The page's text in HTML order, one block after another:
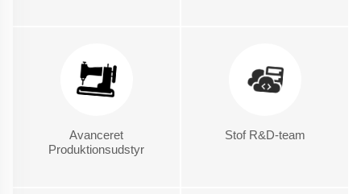
Avanceret
Produktionsudstyr
Stof R&D-team